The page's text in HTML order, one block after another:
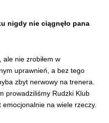
nigdy nie ciągnęło pana
ale nie zrobiłem w
uprawnień, a bez tego
zbyt nerwowy na trenera.
prowadziliśmy Rudzki Klub
na wiele rzeczy.